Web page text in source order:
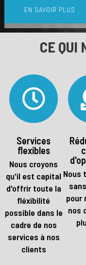
EN SAVOIR PLUS
CE QUI
Services
flexibles
Nous croyons
qu'il est capital
d'offrir toute la
fléxibilité
possible dans le
cadre de nos
services à nos
clients
Nous
pour
nos